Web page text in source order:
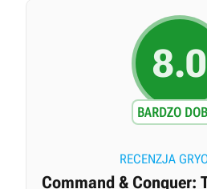
8.0
BARDZO
RECENZJA
Command & Conquer: